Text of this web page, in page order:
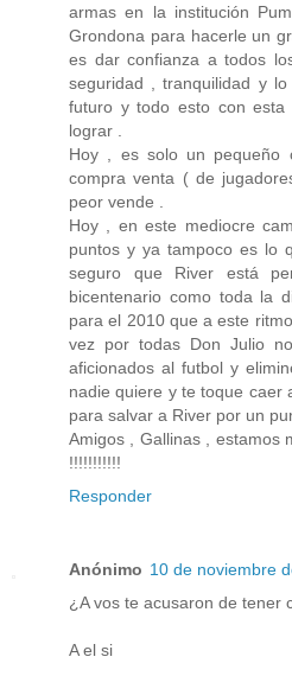
armas en la institución
Grondona para hacerle un
es dar confianza a todos
seguridad , tranquilidad y
futuro y todo esto con
lograr .
Hoy , es solo un pequeño
compra venta ( de
peor vende .
Hoy , en este mediocre
puntos y ya tampoco es lo
seguro que River está
bicentenario como toda la
para el 2010 que a este
vez por todas Don Julio
aficionados al futbol y
nadie quiere y te toque caer
para salvar a River por un
Amigos , Gallinas , estamos
!!!!!!!!!!!
Responder
Anónimo 10 de noviembre
¿A vos te acusaron de tener
A el si